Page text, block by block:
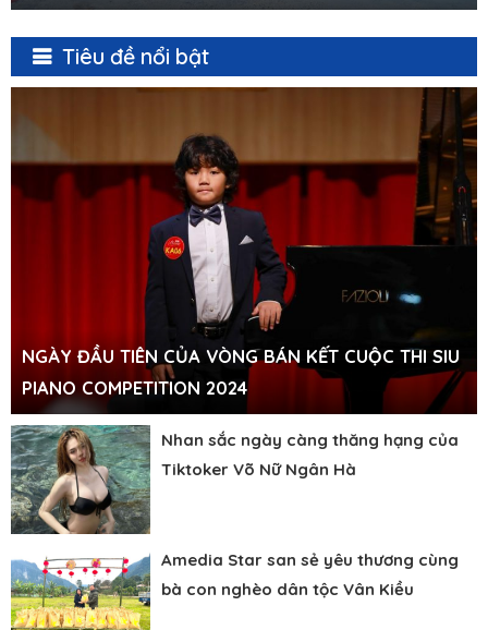
Tiêu đề nổi bật
NGÀY ĐẦU TIÊN CỦA VÒNG BÁN KẾT CUỘC THI SIU
PIANO COMPETITION 2024
Nhan sắc ngày càng thăng hạng của
Tiktoker Võ Nữ Ngân Hà
Amedia Star san sẻ yêu thương cùng
bà con nghèo dân tộc Vân Kiều